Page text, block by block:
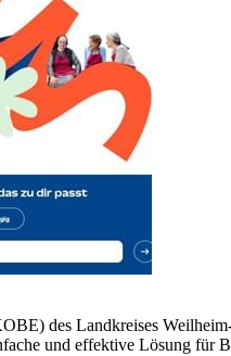
des Landkreises
und effektive Lösung für